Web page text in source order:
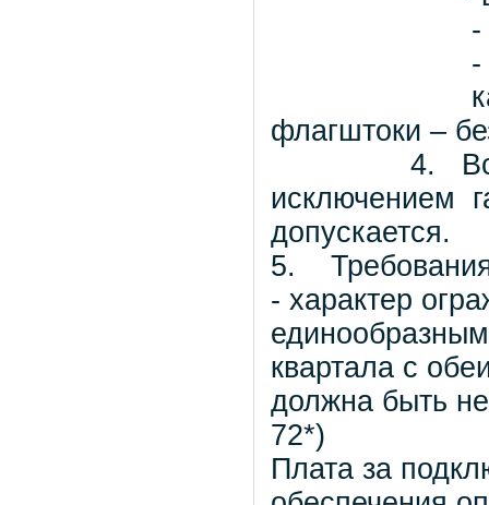
- до верха
- до
как
флагштоки –
4.
исключением
допускается.
5. Требования
- характер
квартала с
должна быть
72*)
Плата за